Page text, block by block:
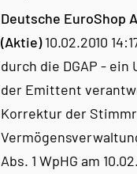
Deutsche EuroShop
(Aktie)10.02.2010
durch die DGAP -
der Emittent
Korrektur der
Abs. 1 WpHG am